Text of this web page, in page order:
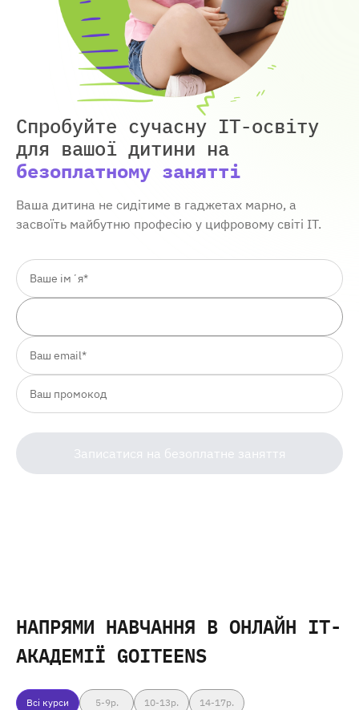
Спробуйте сучасну IT-освіту
для вашої дитини на
безоплатному занятті
Ваша дитина не сидітиме в гаджетах марно, а
засвоїть майбутню професію у цифровому світі ІТ.
Записатися на безоплатне заняття
НАПРЯМИ НАВЧАННЯ В ОНЛАЙН IT-
АКАДЕМІЇ GOITEENS
Всі курси 5-9р. 10-13р. 14-17р.